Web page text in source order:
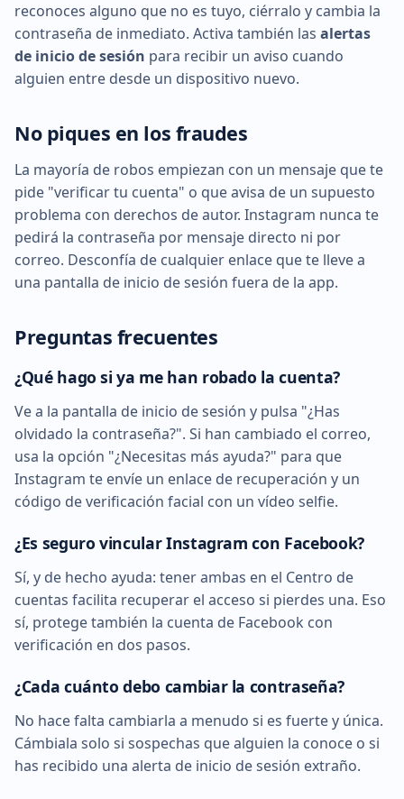
reconoces alguno que no es tuyo, ciérralo y cambia la
contraseña de inmediato. Activa también las alertas
de inicio de sesión para recibir un aviso cuando
alguien entre desde un dispositivo nuevo.
No piques en los fraudes
La mayoría de robos empiezan con un mensaje que te
pide "verificar tu cuenta" o que avisa de un supuesto
problema con derechos de autor. Instagram nunca te
pedirá la contraseña por mensaje directo ni por
correo. Desconfía de cualquier enlace que te lleve a
una pantalla de inicio de sesión fuera de la app.
Preguntas frecuentes
¿Qué hago si ya me han robado la cuenta?
Ve a la pantalla de inicio de sesión y pulsa "¿Has
olvidado la contraseña?". Si han cambiado el correo,
usa la opción "¿Necesitas más ayuda?" para que
Instagram te envíe un enlace de recuperación y un
código de verificación facial con un vídeo selfie.
¿Es seguro vincular Instagram con Facebook?
Sí, y de hecho ayuda: tener ambas en el Centro de
cuentas facilita recuperar el acceso si pierdes una. Eso
sí, protege también la cuenta de Facebook con
verificación en dos pasos.
¿Cada cuánto debo cambiar la contraseña?
No hace falta cambiarla a menudo si es fuerte y única.
Cámbiala solo si sospechas que alguien la conoce o si
has recibido una alerta de inicio de sesión extraño.